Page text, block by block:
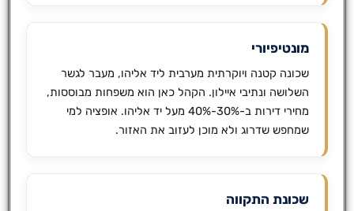
מונטיפיורי
שכונה קטנה ויוקרתית מערבית ליד אליהו, מעבר לגשר
השלושה ונתיבי איילון. הקהל כאן הוא משפחות מבוססות,
מחירי דירות ב-30%-40% מעל יד אליהו. אופציה למי
שמחפש שדרוג ולא מוכן לעזוב את האזור.
שכונת התקווה